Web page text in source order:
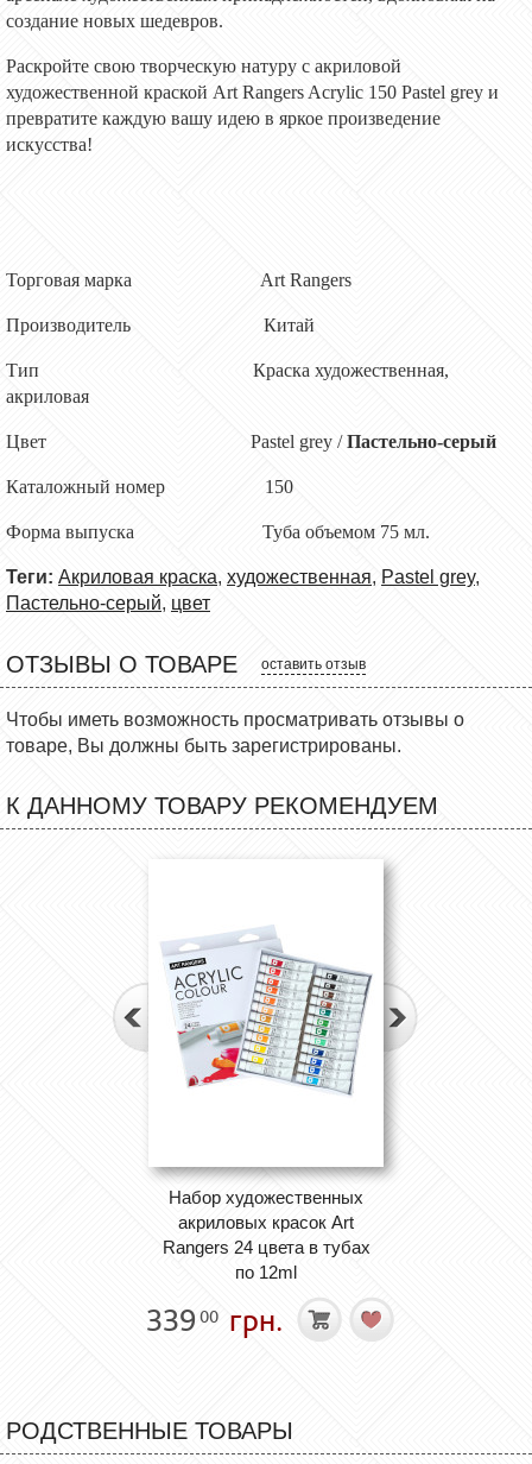
создание новых шедевров.
Раскройте свою творческую натуру с акриловой
художественной краской Art Rangers Acrylic 150 Pastel grey и
превратите каждую вашу идею в яркое произведение
искусства!
Торговая марка Art Rangers
Производитель Китай
Тип Краска художественная,
акриловая
Цвет Pastel grey /Пастельно-серый
Каталожный номер 150
Форма выпуска Туба объемом 75 мл.
Теги: Акриловая краска, художественная, Pastel grey,
Пастельно-серый, цвет
ОТЗЫВЫ О ТОВАРЕ оставить отзыв
Чтобы иметь возможность просматривать отзывы о
товаре, Вы должны быть зарегистрированы.
К ДАННОМУ ТОВАРУ РЕКОМЕНДУЕМ
Набор художественных
акриловых красок Art
Rangers 24 цвета в тубах
по 12ml
339 00 грн.
РОДСТВЕННЫЕ ТОВАРЫ